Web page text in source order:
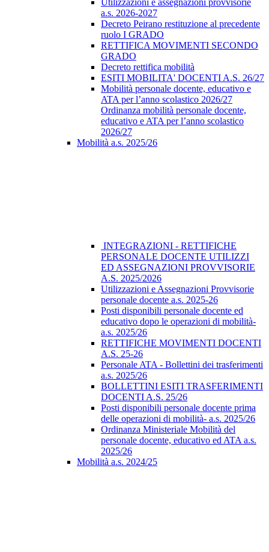
Utilizzazioni e assegnazioni provvisorie
a.s. 2026-2027
Decreto Peirano restituzione al precedente
ruolo I GRADO
RETTIFICA MOVIMENTI SECONDO
GRADO
Decreto rettifica mobilità
ESITI MOBILITA' DOCENTI A.S. 26/27
Mobilità personale docente, educativo e
ATA per l’anno scolastico 2026/27
Ordinanza mobilità personale docente,
educativo e ATA per l’anno scolastico
2026/27
Mobilità a.s. 2025/26
INTEGRAZIONI - RETTIFICHE
PERSONALE DOCENTE UTILIZZI
ED ASSEGNAZIONI PROVVISORIE
A.S. 2025/2026
Utilizzazioni e Assegnazioni Provvisorie
personale docente a.s. 2025-26
Posti disponibili personale docente ed
educativo dopo le operazioni di mobilità-
a.s. 2025/26
RETTIFICHE MOVIMENTI DOCENTI
A.S. 25-26
Personale ATA - Bollettini dei trasferimenti
a.s. 2025/26
BOLLETTINI ESITI TRASFERIMENTI
DOCENTI A.S. 25/26
Posti disponibili personale docente prima
delle operazioni di mobilità- a.s. 2025/26
Ordinanza Ministeriale Mobilità del
personale docente, educativo ed ATA a.s.
2025/26
Mobilità a.s. 2024/25